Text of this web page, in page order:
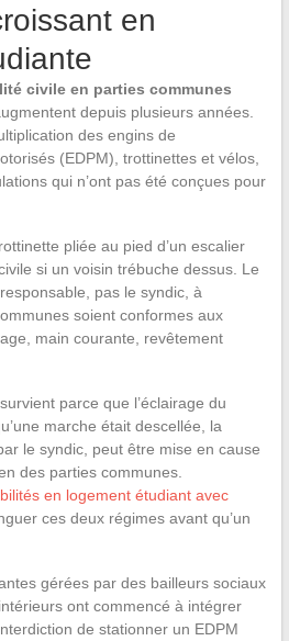
en
civile en parties communes
depuis plusieurs années.
des engins de
(EDPM), trottinettes et vélos,
qui n’ont pas été conçues pour
pliée au pied d’un escalier
si un voisin trébuche dessus. Le
pas le syndic, à
soient conformes aux
main courante, revêtement
parce que l’éclairage du
marche était descellée, la
le syndic, peut être mise en cause
des parties communes.
en logement étudiant avec
ces deux régimes avant qu’un
gérées par des bailleurs sociaux
ont commencé à intégrer
de stationner un EDPM